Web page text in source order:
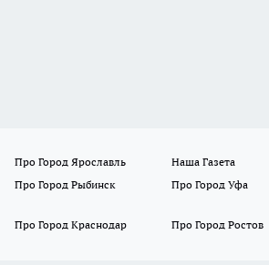
Про Город Ярославль Наша Газета
Про Город Рыбинск Про Город Уфа
Про Город Краснодар Про Город Ростов